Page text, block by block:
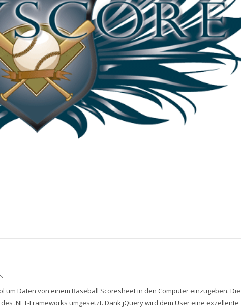
um Daten von einem Baseball Scoresheet in den Computer einzugeben. Die
.NET-Frameworks umgesetzt. Dank jQuery wird dem User eine exzellente